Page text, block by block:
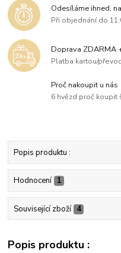
Odesíláme ihned,
Při objednání do
Doprava ZDARMA
Platba kartou/
Proč nakoupit u nás
6 hvězd proč koupit
Popis produktu :
Hodnocení 1
Související zboží 4
Popis produktu :